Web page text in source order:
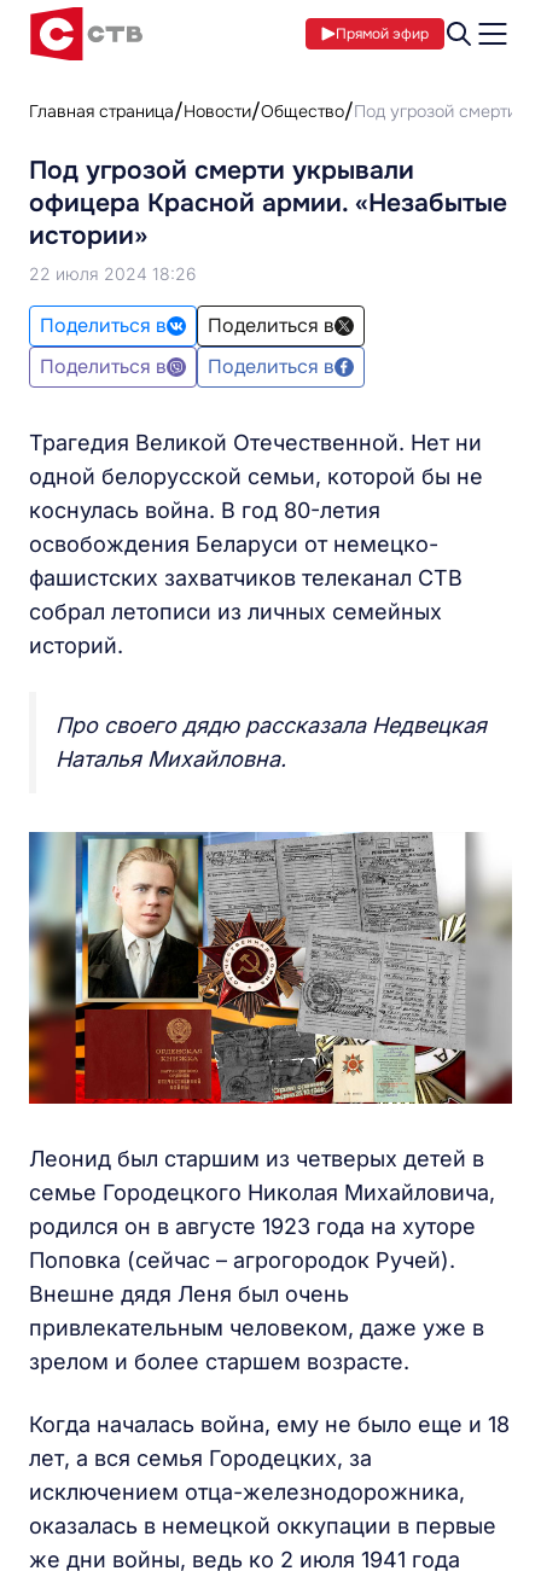
Прямой эфир
Главная страница Новости Общество Под угрозой смерти
Под угрозой смерти укрывали
офицера Красной армии. «Незабытые
истории»
22 июля 2024 18:26
Поделиться в
Поделиться в
Поделиться в
Поделиться в
Трагедия Великой Отечественной. Нет ни
одной белорусской семьи, которой бы не
коснулась война. В год 80-летия
освобождения Беларуси от немецко-
фашистских захватчиков телеканал СТВ
собрал летописи из личных семейных
историй.
Про своего дядю рассказала Недвецкая
Наталья Михайловна.
Леонид был старшим из четверых детей в
семье Городецкого Николая Михайловича,
родился он в августе 1923 года на хуторе
Поповка (сейчас – агрогородок Ручей).
Внешне дядя Леня был очень
привлекательным человеком, даже уже в
зрелом и более старшем возрасте.
Когда началась война, ему не было еще и 18
лет, а вся семья Городецких, за
исключением отца-железнодорожника,
оказалась в немецкой оккупации в первые
же дни войны, ведь ко 2 июля 1941 года